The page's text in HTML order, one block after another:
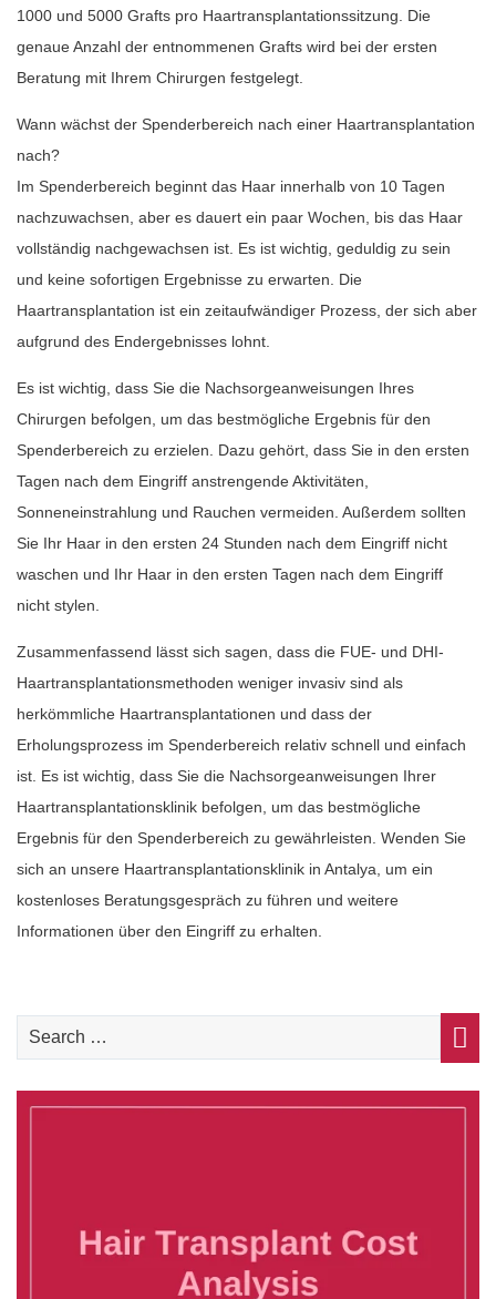
1000 und 5000 Grafts pro Haartransplantationssitzung. Die
genaue Anzahl der entnommenen Grafts wird bei der ersten
Beratung mit Ihrem Chirurgen festgelegt.
Wann wächst der Spenderbereich nach einer Haartransplantation
nach?
Im Spenderbereich beginnt das Haar innerhalb von 10 Tagen
nachzuwachsen, aber es dauert ein paar Wochen, bis das Haar
vollständig nachgewachsen ist. Es ist wichtig, geduldig zu sein
und keine sofortigen Ergebnisse zu erwarten. Die
Haartransplantation ist ein zeitaufwändiger Prozess, der sich aber
aufgrund des Endergebnisses lohnt.
Es ist wichtig, dass Sie die Nachsorgeanweisungen Ihres
Chirurgen befolgen, um das bestmögliche Ergebnis für den
Spenderbereich zu erzielen. Dazu gehört, dass Sie in den ersten
Tagen nach dem Eingriff anstrengende Aktivitäten,
Sonneneinstrahlung und Rauchen vermeiden. Außerdem sollten
Sie Ihr Haar in den ersten 24 Stunden nach dem Eingriff nicht
waschen und Ihr Haar in den ersten Tagen nach dem Eingriff
nicht stylen.
Zusammenfassend lässt sich sagen, dass die FUE- und DHI-
Haartransplantationsmethoden weniger invasiv sind als
herkömmliche Haartransplantationen und dass der
Erholungsprozess im Spenderbereich relativ schnell und einfach
ist. Es ist wichtig, dass Sie die Nachsorgeanweisungen Ihrer
Haartransplantationsklinik befolgen, um das bestmögliche
Ergebnis für den Spenderbereich zu gewährleisten. Wenden Sie
sich an unsere Haartransplantationsklinik in Antalya, um ein
kostenloses Beratungsgespräch zu führen und weitere
Informationen über den Eingriff zu erhalten.